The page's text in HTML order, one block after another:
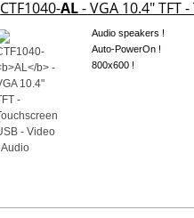
CTF1040-AL- VGA 10.4" TFT
Audio speakers !
Auto-PowerOn !
800x600 !